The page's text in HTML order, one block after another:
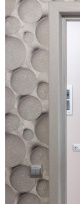
С
С
С
Под
Образцы
Двери и
Массив
Экошпон
Скрытые